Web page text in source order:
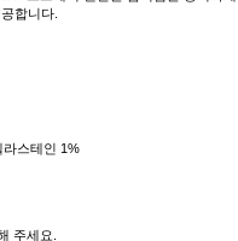
합니다.
라스테인 1%
주세요.